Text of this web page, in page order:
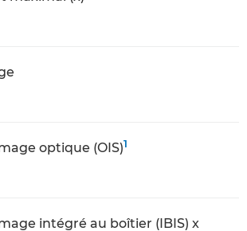
optique (OIS)1
intégré au boîtier (IBIS) x